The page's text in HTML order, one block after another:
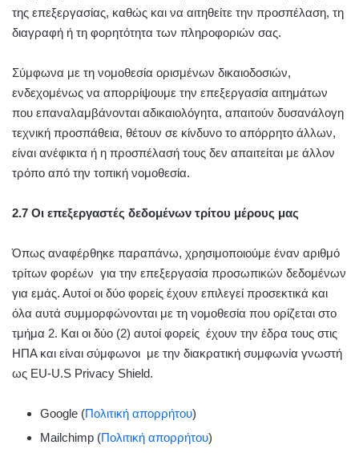
της επεξεργασίας, καθώς και να αιτηθείτε την προσπέλαση, τη
διαγραφή ή τη φορητότητα των πληροφοριών σας.
Σύμφωνα με τη νομοθεσία ορισμένων δικαιοδοσιών,
ενδεχομένως να απορρίψουμε την επεξεργασία αιτημάτων
που επαναλαμβάνονται αδικαιολόγητα, απαιτούν δυσανάλογη
τεχνική προσπάθεια, θέτουν σε κίνδυνο το απόρρητο άλλων,
είναι ανέφικτα ή η προσπέλασή τους δεν απαιτείται με άλλον
τρόπο από την τοπική νομοθεσία.
2.7 Οι επεξεργαστές δεδομένων τρίτου μέρους μας
Όπως αναφέρθηκε παραπάνω, χρησιμοποιούμε έναν αριθμό
τρίτων φορέων για την επεξεργασία προσωπικών δεδομένων
για εμάς. Αυτοί οι δύο φορείς έχουν επιλεγεί προσεκτικά και
όλα αυτά συμμορφώνονται με τη νομοθεσία που ορίζεται στο
τμήμα 2. Και οι δύο (2) αυτοί φορείς έχουν την έδρα τους στις
ΗΠΑ και είναι σύμφωνοι με την διακρατική συμφωνία γνωστή
ως EU-U.S Privacy Shield.
Google (Πολιτική απορρήτου)
Mailchimp (Πολιτική απορρήτου)